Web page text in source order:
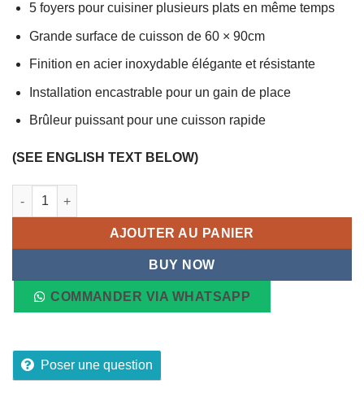
5 foyers pour cuisiner plusieurs plats en même temps
Grande surface de cuisson de 60 × 90cm
Finition en acier inoxydable élégante et résistante
Installation encastrable pour un gain de place
Brûleur puissant pour une cuisson rapide
(SEE ENGLISH TEXT BELOW)
quantité de Plaque à Gaz Encastrable EL010 FEMAS, 5 Foyers
AJOUTER AU PANIER
BUY NOW
COMMANDER VIA WHATSAPP
Poser une question